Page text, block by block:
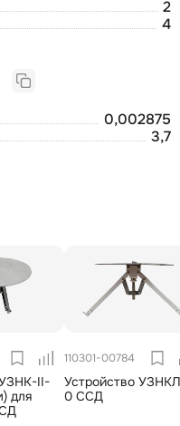
2
4
0,002875
3,7
II-
для
110301-00784
Устройство
0 ССД